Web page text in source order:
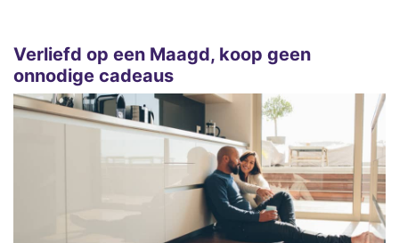
Verliefd op een Maagd, koop geen
onnodige cadeaus